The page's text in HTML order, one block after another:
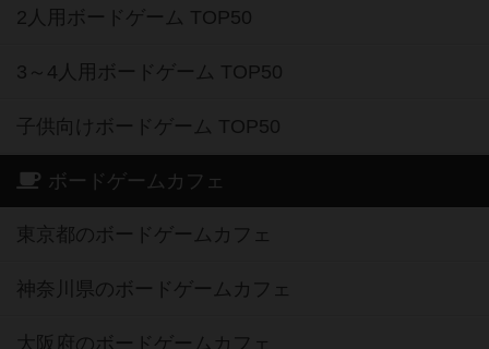
2人用ボードゲーム TOP50
3～4人用ボードゲーム TOP50
子供向けボードゲーム TOP50
ボードゲームカフェ
東京都のボードゲームカフェ
神奈川県のボードゲームカフェ
大阪府のボードゲームカフェ